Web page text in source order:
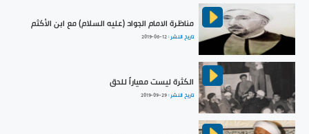
مناظرة الامام الجواد (عليه السلام) مع ابن الأكثم
تاريخ النشر :2019-06-12
الكثرة ليست معياراً للحق
تاريخ النشر :2019-09-29